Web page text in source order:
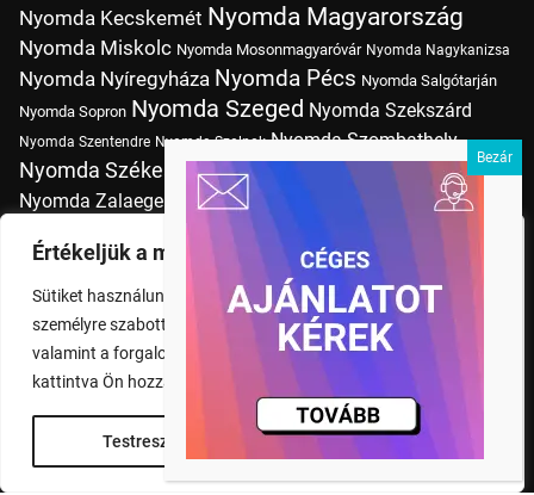
Értékeljük a magánéletét
Sütiket használunk a böngészési élmény fokozására,
személyre szabott hirdetések vagy tartalmak megjelenítésére,
valamint a forgalom elemzésére. A "Mindent elfogad" gombra
kattintva Ön hozzájárul a cookie-k használatához.
Testreszabás Rendben
Nyomda Kecskemét Nyomda Magyarország
Nyomda Miskolc Nyomda Mosonmagyaróvár Nyomda Nagykanizsa
Nyomda Nyíregyháza Nyomda Pécs Nyomda Salgótarján
Nyomda Sopron Nyomda Szeged Nyomda Szekszárd
Nyomda Szentendre Nyomda Szolnok Nyomda Szombathely
Nyomda Székesfehérvár Nyomda Tatabánya Nyomda Vác
Nyomda Zalaegerszeg Nyomda Érd nyomtatás
Nyomtatás Budapesten
Pólónyomtatás Budapesten Szitanyomda Budapesten
Tudásbázis